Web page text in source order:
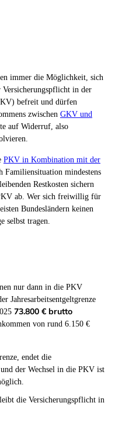
immer die Möglichkeit, sich
in der
befreit und dürfen
zwischen GKV und
auf Widerruf, also
PKV in Kombination mit der
Familiensituation mindestens
Restkosten sichern
ab. Wer sich freiwillig für
Bundesländern keinen
selbst tragen.
nur dann in die PKV
Jahresarbeitsentgeltgrenze
73.800 € brutto
von rund 6.150 €
endet die
der Wechsel in die PKV ist
die Versicherungspflicht in